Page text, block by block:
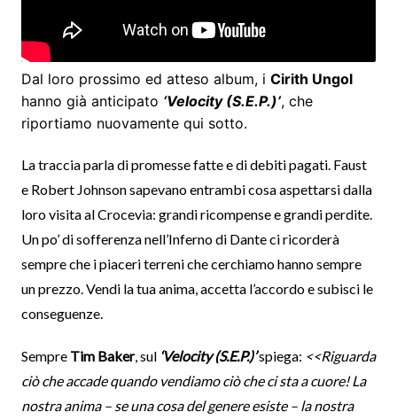
Dal loro prossimo ed atteso album, i Cirith Ungol
hanno già anticipato ‘Velocity (S.E.P.)’, che
riportiamo nuovamente qui sotto.
La traccia parla di promesse fatte e di debiti pagati. Faust
e Robert Johnson sapevano entrambi cosa aspettarsi dalla
loro visita al Crocevia: grandi ricompense e grandi perdite.
Un po’ di sofferenza nell’Inferno di Dante ci ricorderà
sempre che i piaceri terreni che cerchiamo hanno sempre
un prezzo. Vendi la tua anima, accetta l’accordo e subisci le
conseguenze.
Sempre Tim Baker, sul ‘Velocity (S.E.P.)’spiega: <<Riguarda
ciò che accade quando vendiamo ciò che ci sta a cuore! La
nostra anima – se una cosa del genere esiste – la nostra